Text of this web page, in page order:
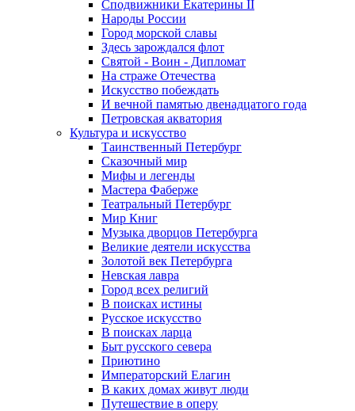
Сподвижники Екатерины II
Народы России
Город морской славы
Здесь зарождался флот
Святой - Воин - Дипломат
На страже Отечества
Искусство побеждать
И вечной памятью двенадцатого года
Петровская акватория
Культура и искусство
Таинственный Петербург
Сказочный мир
Мифы и легенды
Мастера Фаберже
Театральный Петербург
Мир Книг
Музыка дворцов Петербурга
Великие деятели искусства
Золотой век Петербурга
Невская лавра
Город всех религий
В поисках истины
Русское искусство
В поисках ларца
Быт русского севера
Приютино
Императорский Елагин
В каких домах живут люди
Путешествие в оперу